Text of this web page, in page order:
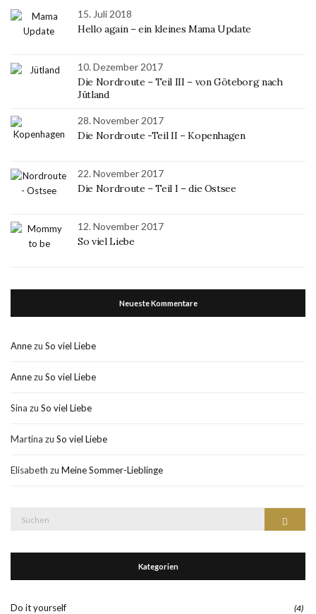
15. Juli 2018
Hello again – ein kleines Mama Update
10. Dezember 2017
Die Nordroute – Teil III – von Göteborg nach
Jütland
28. November 2017
Die Nordroute -Teil II – Kopenhagen
22. November 2017
Die Nordroute – Teil I – die Ostsee
12. November 2017
So viel Liebe
Neueste Kommentare
Annezu So viel Liebe
Annezu So viel Liebe
Sina zu So viel Liebe
Martina zu So viel Liebe
Elisabeth zu Meine Sommer-Lieblinge
Kategorien
Do it yourself (4)